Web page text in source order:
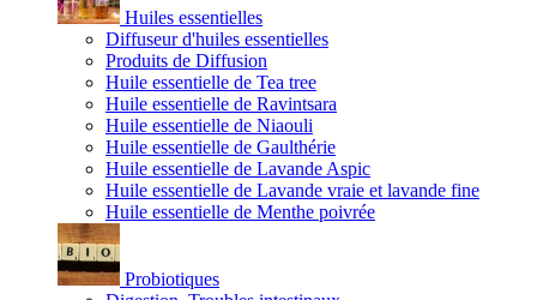
Huiles essentielles
Diffuseur d'huiles essentielles
Produits de Diffusion
Huile essentielle de Tea tree
Huile essentielle de Ravintsara
Huile essentielle de Niaouli
Huile essentielle de Gaulthérie
Huile essentielle de Lavande Aspic
Huile essentielle de Lavande vraie et lavande fine
Huile essentielle de Menthe poivrée
Probiotiques